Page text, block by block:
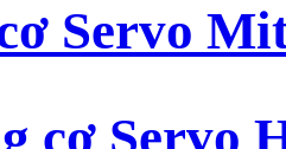
Servo
cơ Servo